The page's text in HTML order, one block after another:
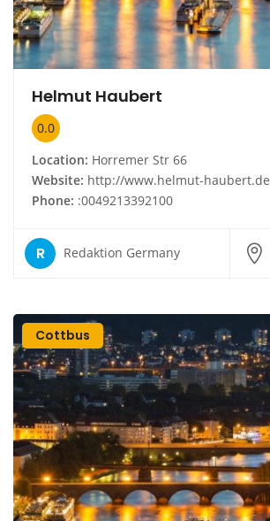
Helmut Haubert
0.0
Location: Horremer Str 66
Website: http://www.helmut-haubert.de
Phone: :0049213392100
R Redaktion Germany
Cottbus